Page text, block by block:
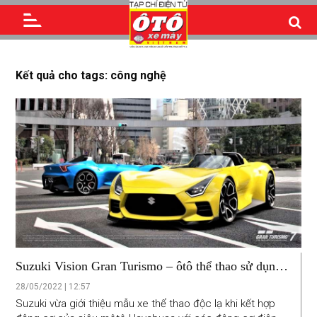
Kết quả cho tags: công nghệ
Suzuki Vision Gran Turismo – ôtô thể thao sử dụng
động cơ xe máy
28/05/2022 | 12:57
Suzuki vừa giới thiệu mẫu xe thể thao độc lạ khi kết hợp